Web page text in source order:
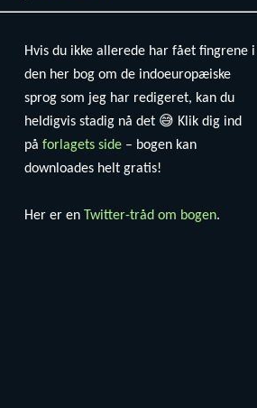
Hvis du ikke allerede har fået fingrene i
den her bog om de indoeuropæiske
sprog som jeg har redigeret, kan du
heldigvis stadig nå det 😅 Klik dig ind
på forlagets side – bogen kan
downloades helt gratis!
Her er en Twitter-tråd om bogen.